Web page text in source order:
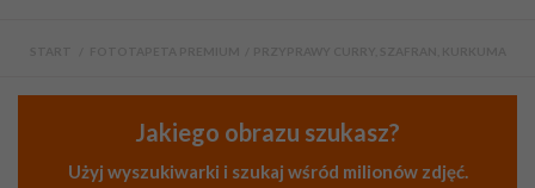
Jakiego obrazu szukasz?
Użyj wyszukiwarki i szukaj wśród milionów zdjęć.